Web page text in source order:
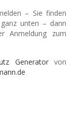
– Sie finden
unten – dann
Anmeldung zum
Generatorvon